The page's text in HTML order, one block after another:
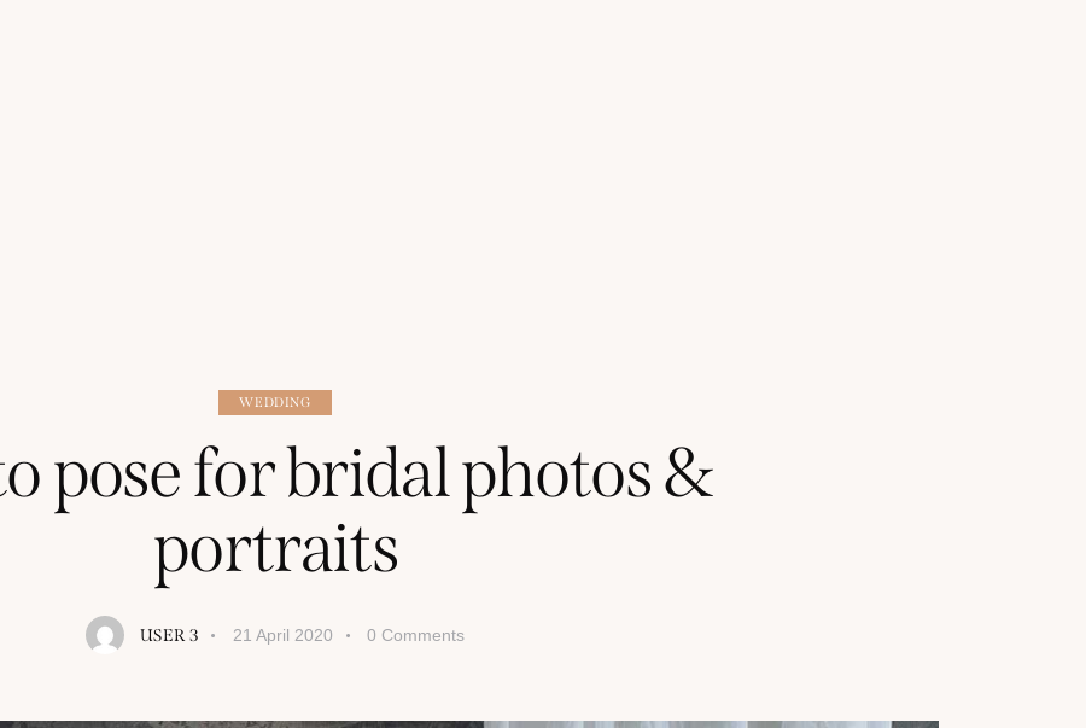
WEDDING
pose for bridal photos &
portraits
USER 3 21 April 2020 0 Comments